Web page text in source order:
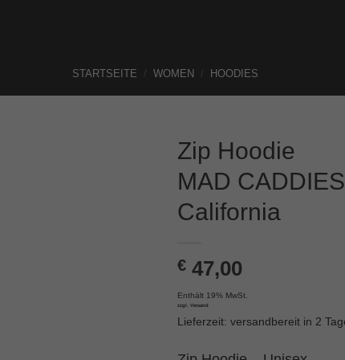
STARTSEITE / WOMEN / HOODIES
Zip Hoodie
MAD CADDIES
California
€ 47,00
Enthält 19% MwSt.
zzgl. Versand
Lieferzeit: versandbereit in 2